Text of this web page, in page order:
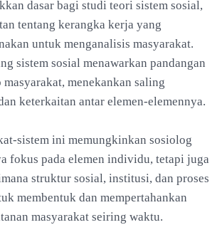
dasar bagi studi teori sistem sosial,
tentang kerangka kerja yang
untuk menganalisis masyarakat.
sistem sosial menawarkan pandangan
menekankan saling
keterkaitan antar elemen-elemennya.
sistem ini memungkinkan sosiolog
fokus pada elemen individu, tetapi juga
struktur sosial, institusi, dan proses
membentuk dan mempertahankan
masyarakat seiring waktu.